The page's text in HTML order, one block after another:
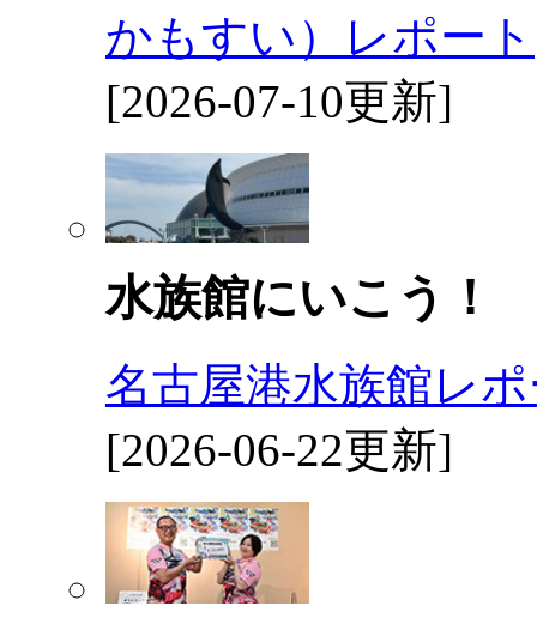
かもすい）レポート
[2026-07-10更新]
水族館にいこう！
名古屋港水族館レ
[2026-06-22更新]